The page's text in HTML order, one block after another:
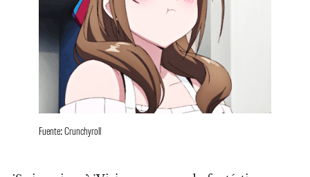
Fuente: Crunchyroll